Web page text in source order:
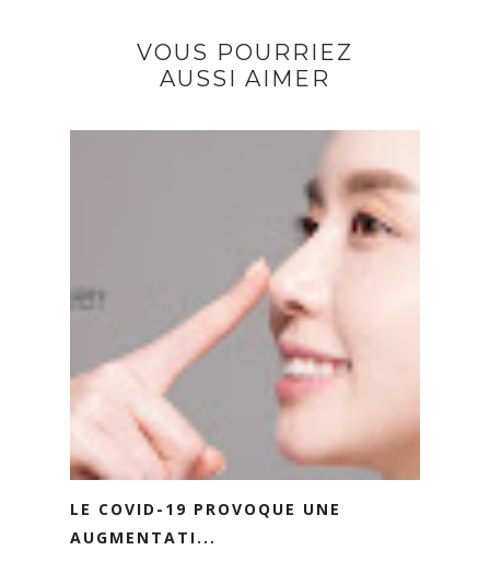
VOUS POURRIEZ
AUSSI AIMER
LE COVID-19 PROVOQUE UNE
AUGMENTATI...